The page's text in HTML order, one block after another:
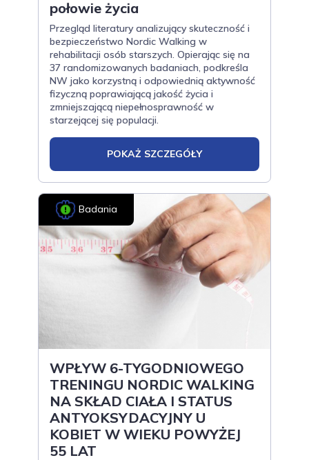
połowie życia
Przegląd literatury analizujący skuteczność i
bezpieczeństwo Nordic Walking w
rehabilitacji osób starszych. Opierając się na
37 randomizowanych badaniach, podkreśla
NW jako korzystną i odpowiednią aktywność
fizyczną poprawiającą jakość życia i
zmniejszającą niepełnosprawność w
starzejącej się populacji.
POKAŻ SZCZEGÓŁY
Badania
WPŁYW 6-TYGODNIOWEGO
TRENINGU NORDIC WALKING
NA SKŁAD CIAŁA I STATUS
ANTYOKSYDACYJNY U
KOBIET W WIEKU POWYŻEJ
55 LAT